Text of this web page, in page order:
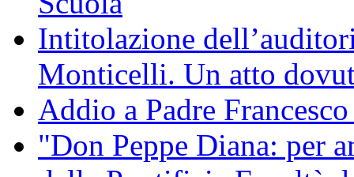
Intitolazione
Monticelli. Un atto
Addio a Padre
"Don Peppe Diana: per